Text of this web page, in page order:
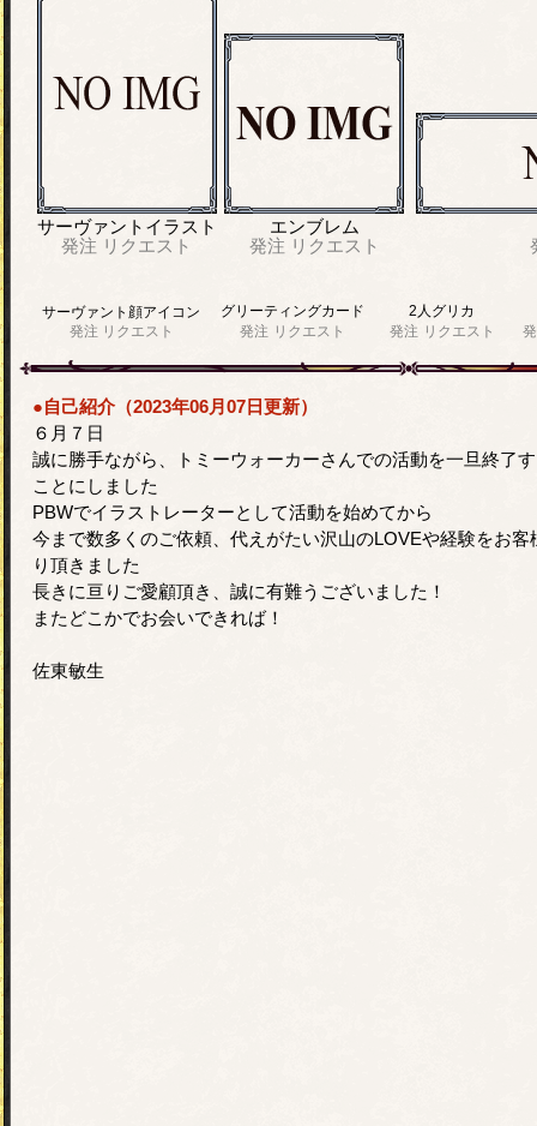
サーヴァントイラスト
発注 リクエスト
エンブレム
発注 リクエスト
サーヴァント顔アイコン
発注 リクエスト
グリーティングカード
発注 リクエスト
2人グリカ
発注 リクエスト
●自己紹介（2023年06月07日更新）
６月７日
誠に勝手ながら、トミーウォーカーさんでの活動を一旦終了
ことにしました
PBWでイラストレーターとして活動を始めてから
今まで数多くのご依頼、代えがたい沢山のLOVEや経験をお客
り頂きました
長きに亘りご愛顧頂き、誠に有難うございました！
またどこかでお会いできれば！
佐東敏生